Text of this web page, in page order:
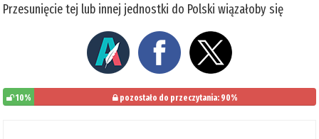
Przesunięcie tej lub innej jednostki do Polski wiązałoby się
10% pozostało do przeczytania: 90%